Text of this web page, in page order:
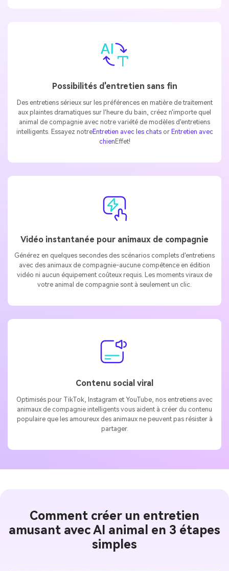
Possibilités d'entretien sans fin
Des entretiens sérieux sur les préférences en matière de traitement
aux plaintes dramatiques sur l'heure du bain, créez n'importe quel
animal de compagnie avec notre variété de modèles d'entretiens
intelligents. Essayez notreEntretien avec les chatsor Entretien avec
chien Effet!
Vidéo instantanée pour animaux de compagnie
Générez en quelques secondes des scénarios complets d'entretiens
avec des animaux de compagnie-aucune compétence en édition
vidéo ni aucun équipement coûteux requis. Les moments viraux de
votre animal de compagnie sont à seulement un clic.
Contenu social viral
Optimisés pour TikTok, Instagram et YouTube, nos entretiens avec
animaux de compagnie intelligents vous aident à créer du contenu
populaire que les amoureux des animaux ne peuvent pas résister à
partager.
Comment créer un entretien
amusant avec AI animal en 3 étapes
simples